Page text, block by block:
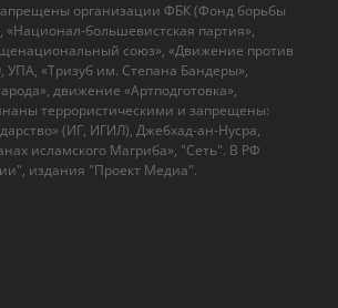
организации ФБК (Фонд борьбы
большевистская партия»,
союз», «Движение против
«Тризуб им. Степана Бандеры»,
движение «Артподготовка»,
террористическими и запрещены:
(ИГ, ИГИЛ), Джебхад-ан-Нусра,
исламского Магриба», "Сеть". В РФ
издания "Проект Медиа".